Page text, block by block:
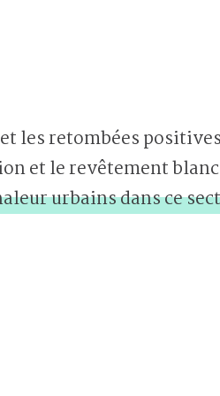
les retombées
et le revêtement
urbains dans ce